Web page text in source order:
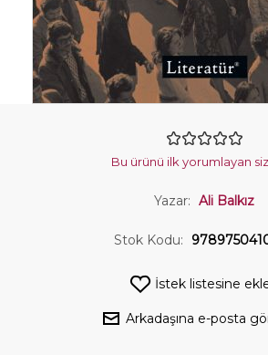
Bu ürünü ilk yorumlayan
Yazar: Ali Balkız
Stok Kodu:
İstek listesine
Arkadaşına e-posta